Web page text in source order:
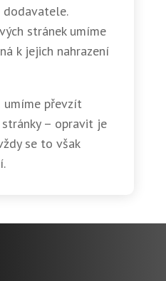
stránek umíme
k jejich nahrazení
umíme převzít
– opravit je
se to však